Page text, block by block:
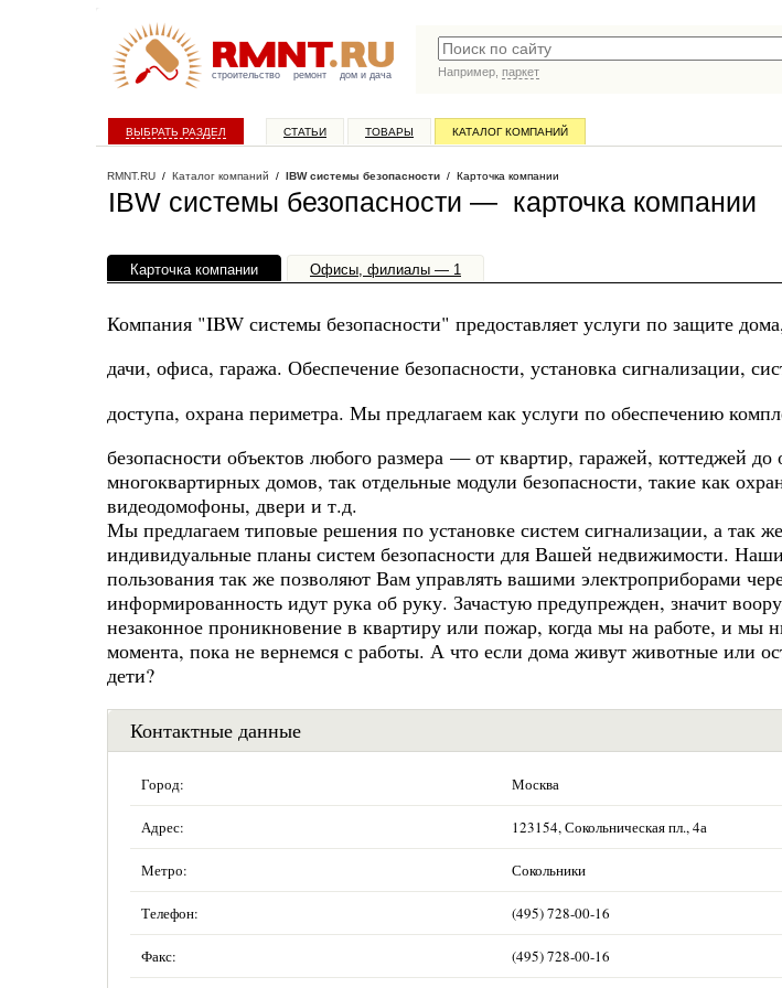
строительство ремонт дом и дача
Например, паркет
ВЫБРАТЬ РАЗДЕЛ СТАТЬИ ТОВАРЫ КАТАЛОГ КОМПАНИЙ
RMNT.RU / Каталог компаний / IBW системы безопасности / Карточка компании
IBW системы безопасности — карточка компании
Карточка компании Офисы, филиалы — 1
Компания "IBW системы безопасности" предоставляет услуги по защите
дачи, офиса, гаража. Обеспечение безопасности, установка сигнализации,
доступа, охрана периметра. Мы предлагаем как услуги по обеспечению
безопасности объектов любого размера — от квартир, гаражей, коттеджей до
многоквартирных домов, так отдельные модули безопасности, такие как
видеодомофоны, двери и т.д.
Мы предлагаем типовые решения по установке систем сигнализации, а так
индивидуальные планы систем безопасности для Вашей недвижимости.
пользования так же позволяют Вам управлять вашими электроприборами
информированность идут рука об руку. Зачастую предупрежден, значит
незаконное проникновение в квартиру или пожар, когда мы на работе, и мы
момента, пока не вернемся с работы. А что если дома живут животные или
дети?
Контактные данные
Город: Москва
Адрес: 123154, Сокольническая пл., 4а
Метро: Сокольники
Телефон: (495) 728-00-16
Факс: (495) 728-00-16